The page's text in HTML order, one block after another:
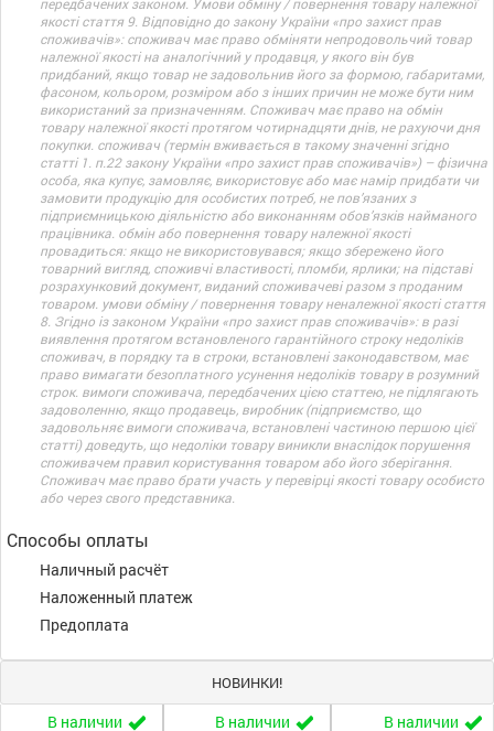
якості стаття 9. Відповідно до закону України «про захист прав
споживачів»: споживач має право обміняти непродовольчий товар
належної якості на аналогічний у продавця, у якого він був
придбаний, якщо товар не задовольнив його за формою, габаритами,
фасоном, кольором, розміром або з інших причин не може бути ним
використаний за призначенням. Споживач має право на обмін
товару належної якості протягом чотирнадцяти днів, не рахуючи дня
покупки. споживач (термін вживається в такому значенні згідно
статті 1. п.22 закону України «про захист прав споживачів») – фізична
особа, яка купує, замовляє, використовує або має намір придбати чи
замовити продукцію для особистих потреб, не пов’язаних з
підприємницькою діяльністю або виконанням обов’язків найманого
працівника. обмін або повернення товару належної якості
провадиться: якщо не використовувався; якщо збережено його
товарний вигляд, споживчі властивості, пломби, ярлики; на підставі
розрахунковий документ, виданий споживачеві разом з проданим
товаром. умови обміну / повернення товару неналежної якості стаття
8. Згідно із законом України «про захист прав споживачів»: в разі
виявлення протягом встановленого гарантійного строку недоліків
споживач, в порядку та в строки, встановлені законодавством, має
право вимагати безоплатного усунення недоліків товару в розумний
строк. вимоги споживача, передбачених цією статтею, не підлягають
задоволенню, якщо продавець, виробник (підприємство, що
задовольняє вимоги споживача, встановлені частиною першою цієї
статті) доведуть, що недоліки товару виникли внаслідок порушення
споживачем правил користування товаром або його зберігання.
Споживач має право брати участь у перевірці якості товару особисто
або через свого представника.
Способы оплаты
Наличный расчёт
Наложенный платеж
Предоплата
НОВИНКИ!
В наличии В наличии В наличии